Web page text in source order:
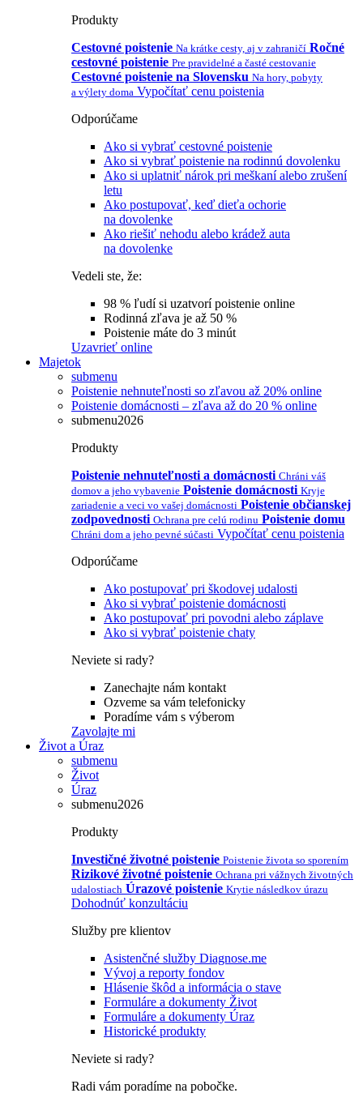
Produkty
Cestovné poistenie Na krátke cesty, aj v zahraničí Ročné
cestovné poistenie Pre pravidelné a časté cestovanie
Cestovné poistenie na Slovensku Na hory, pobyty
a výlety doma Vypočítať cenu poistenia
Odporúčame
Ako si vybrať cestovné poistenie
Ako si vybrať poistenie na rodinnú dovolenku
Ako si uplatniť nárok pri meškaní alebo zrušení
letu
Ako postupovať, keď dieťa ochorie
na dovolenke
Ako riešiť nehodu alebo krádež auta
na dovolenke
Vedeli ste, že:
98 % ľudí si uzatvorí poistenie online
Rodinná zľava je až 50 %
Poistenie máte do 3 minút
Uzavrieť online
Majetok
submenu
Poistenie nehnuteľnosti so zľavou až 20% online
Poistenie domácnosti – zľava až do 20 % online
submenu2026
Produkty
Poistenie nehnuteľnosti a domácnosti Chráni váš
domov a jeho vybavenie Poistenie domácnosti Kryje
zariadenie a veci vo vašej domácnosti Poistenie občianskej
zodpovednosti Ochrana pre celú rodinu Poistenie domu
Chráni dom a jeho pevné súčasti Vypočítať cenu poistenia
Odporúčame
Ako postupovať pri škodovej udalosti
Ako si vybrať poistenie domácnosti
Ako postupovať pri povodni alebo záplave
Ako si vybrať poistenie chaty
Neviete si rady?
Zanechajte nám kontakt
Ozveme sa vám telefonicky
Poradíme vám s výberom
Zavolajte mi
Život a Úraz
submenu
Život
Úraz
submenu2026
Produkty
Investičné životné poistenie Poistenie života so sporením
Rizikové životné poistenie Ochrana pri vážnych životných
udalostiach Úrazové poistenie Krytie následkov úrazu
Dohodnúť konzultáciu
Služby pre klientov
Asistenčné služby Diagnose.me
Vývoj a reporty fondov
Hlásenie škôd a informácia o stave
Formuláre a dokumenty Život
Formuláre a dokumenty Úraz
Historické produkty
Neviete si rady?
Radi vám poradíme na pobočke.